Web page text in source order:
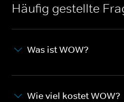
Häufig gestellte
Was ist WOW?
Wie viel kostet WOW?